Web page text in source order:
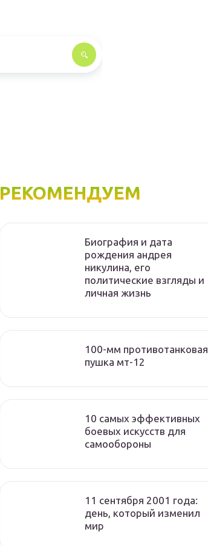
РЕКОМЕНДУЕМ
Биография и дата
рождения андрея
никулина, его
политические взгляды и
личная жизнь
100-мм противотанковая
пушка мт-12
10 самых эффективных
боевых искусств для
самообороны
11 сентября 2001 года:
день, который изменил
мир